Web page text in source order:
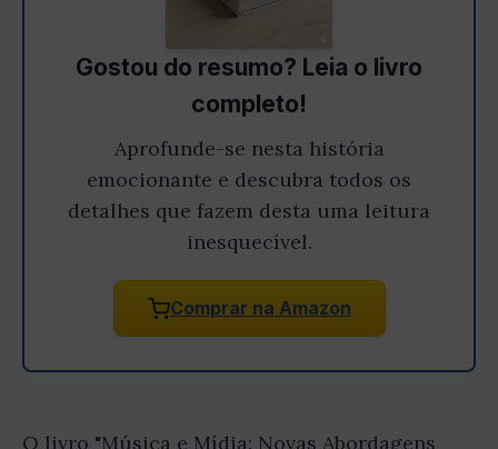
Gostou do resumo? Leia o livro
completo!
Aprofunde-se nesta história
emocionante e descubra todos os
detalhes que fazem desta uma leitura
inesquecível.
Comprar na Amazon
O livro "Música e Mídia: Novas Abordagens